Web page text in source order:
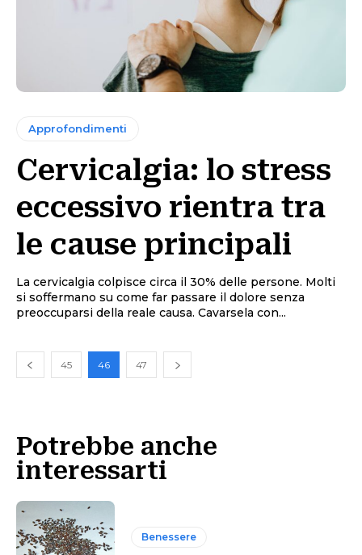
Approfondimenti
Cervicalgia: lo stress
eccessivo rientra tra
le cause principali
La cervicalgia colpisce circa il 30% delle persone. Molti
si soffermano su come far passare il dolore senza
preoccuparsi della reale causa. Cavarsela con...
45 46 47
Potrebbe anche
interessarti
Benessere